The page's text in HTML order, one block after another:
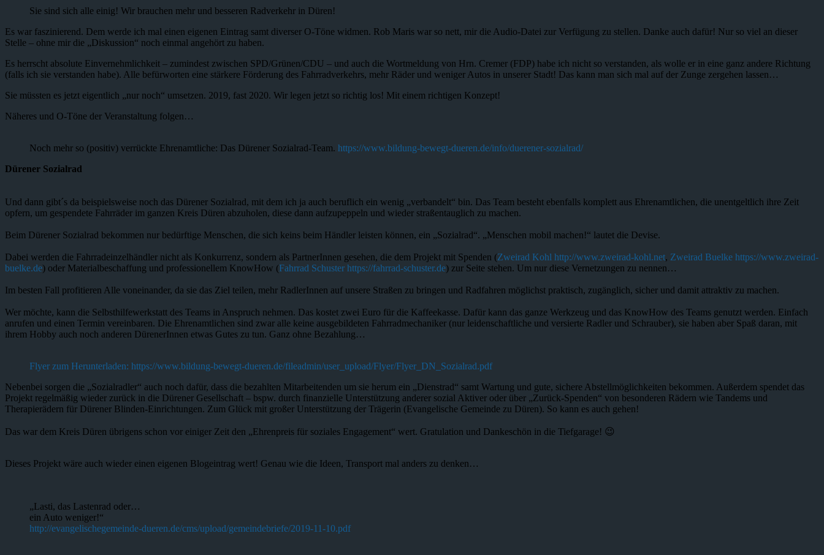
Sie sind sich alle einig! Wir brauchen mehr und besseren Radverkehr in Düren!
Es war faszinierend. Dem werde ich mal einen eigenen Eintrag samt diverser O-Töne widmen. Rob Maris war so nett, mir die Audio-Datei zur Verfügung zu stellen. Danke auch dafür! Nur so viel an dieser
Stelle – ohne mir die „Diskussion“ noch einmal angehört zu haben.
Es herrscht absolute Einvernehmlichkeit – zumindest zwischen SPD/Grünen/CDU – und auch die Wortmeldung von Hrn. Cremer (FDP) habe ich nicht so verstanden, als wolle er in eine ganz andere Richtung
(falls ich sie verstanden habe). Alle befürworten eine stärkere Förderung des Fahrradverkehrs, mehr Räder und weniger Autos in unserer Stadt! Das kann man sich mal auf der Zunge zergehen lassen…
Sie müssten es jetzt eigentlich „nur noch“ umsetzen. 2019, fast 2020. Wir legen jetzt so richtig los! Mit einem richtigen Konzept!
Näheres und O-Töne der Veranstaltung folgen…
Noch mehr so (positiv) verrückte Ehrenamtliche: Das Dürener Sozialrad-Team. https://www.bildung-bewegt-dueren.de/info/duerener-sozialrad/
Dürener Sozialrad
Und dann gibt´s da beispielsweise noch das Dürener Sozialrad, mit dem ich ja auch beruflich ein wenig „verbandelt“ bin. Das Team besteht ebenfalls komplett aus Ehrenamtlichen, die unentgeltlich ihre Zeit
opfern, um gespendete Fahrräder im ganzen Kreis Düren abzuholen, diese dann aufzupeppeln und wieder straßentauglich zu machen.
Beim Dürener Sozialrad bekommen nur bedürftige Menschen, die sich keins beim Händler leisten können, ein „Sozialrad“. „Menschen mobil machen!“ lautet die Devise.
Dabei werden die Fahrradeinzelhändler nicht als Konkurrenz, sondern als PartnerInnen gesehen, die dem Projekt mit Spenden (Zweirad Kohl http://www.zweirad-kohl.net, Zweirad Buelke https://www.zweirad-
buelke.de) oder Materialbeschaffung und professionellem KnowHow (Fahrrad Schuster https://fahrrad-schuster.de) zur Seite stehen. Um nur diese Vernetzungen zu nennen…
Im besten Fall profitieren Alle voneinander, da sie das Ziel teilen, mehr RadlerInnen auf unsere Straßen zu bringen und Radfahren möglichst praktisch, zugänglich, sicher und damit attraktiv zu machen.
Wer möchte, kann die Selbsthilfewerkstatt des Teams in Anspruch nehmen. Das kostet zwei Euro für die Kaffeekasse. Dafür kann das ganze Werkzeug und das KnowHow des Teams genutzt werden. Einfach
anrufen und einen Termin vereinbaren. Die Ehrenamtlichen sind zwar alle keine ausgebildeten Fahrradmechaniker (nur leidenschaftliche und versierte Radler und Schrauber), sie haben aber Spaß daran, mit
ihrem Hobby auch noch anderen DürenerInnen etwas Gutes zu tun. Ganz ohne Bezahlung…
Flyer zum Herunterladen: https://www.bildung-bewegt-dueren.de/fileadmin/user_upload/Flyer/Flyer_DN_Sozialrad.pdf
Nebenbei sorgen die „Sozialradler“ auch noch dafür, dass die bezahlten Mitarbeitenden um sie herum ein „Dienstrad“ samt Wartung und gute, sichere Abstellmöglichkeiten bekommen. Außerdem spendet das
Projekt regelmäßig wieder zurück in die Dürener Gesellschaft – bspw. durch finanzielle Unterstützung anderer sozial Aktiver oder über „Zurück-Spenden“ von besonderen Rädern wie Tandems und
Therapierädern für Dürener Blinden-Einrichtungen. Zum Glück mit großer Unterstützung der Trägerin (Evangelische Gemeinde zu Düren). So kann es auch gehen!
Das war dem Kreis Düren übrigens schon vor einiger Zeit den „Ehrenpreis für soziales Engagement“ wert. Gratulation und Dankeschön in die Tiefgarage! 😉
Dieses Projekt wäre auch wieder einen eigenen Blogeintrag wert! Genau wie die Ideen, Transport mal anders zu denken…
„Lasti, das Lastenrad oder…
ein Auto weniger!“
http://evangelischegemeinde-dueren.de/cms/upload/gemeindebriefe/2019-11-10.pdf